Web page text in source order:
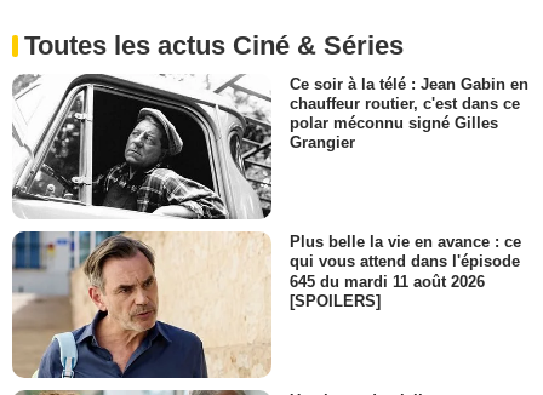
Toutes les actus Ciné & Séries
Ce soir à la télé : Jean Gabin en
chauffeur routier, c'est dans ce
polar méconnu signé Gilles
Grangier
Plus belle la vie en avance : ce
qui vous attend dans l'épisode
645 du mardi 11 août 2026
[SPOILERS]